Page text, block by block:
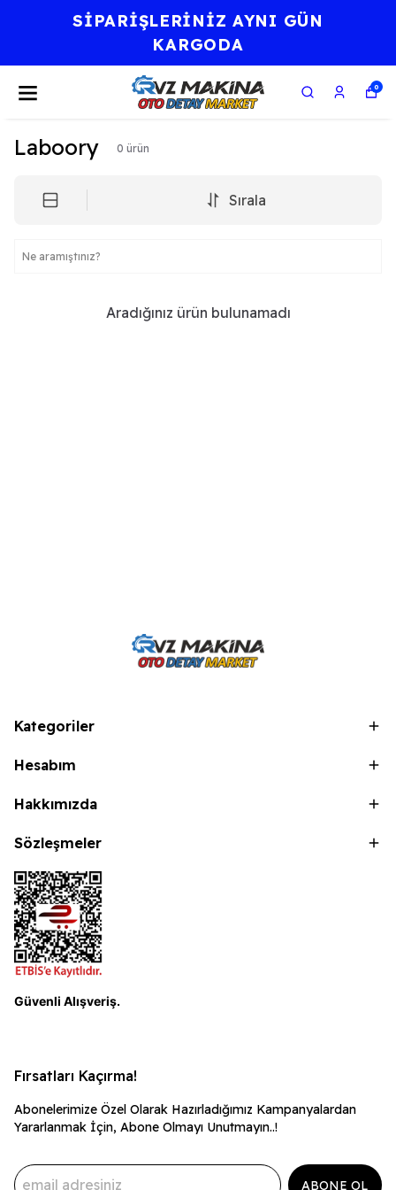
SİPARİŞLERİNİZ AYNI GÜN
KARGODA
0
Laboory 0 ürün
Sırala
Aradığınız ürün bulunamadı
Kategoriler
Hesabım
Hakkımızda
Sözleşmeler
Güvenli Alışveriş.
Fırsatları Kaçırma!
Abonelerimize Özel Olarak Hazırladığımız Kampanyalardan
Yararlanmak İçin, Abone Olmayı Unutmayın..!
ABONE OL